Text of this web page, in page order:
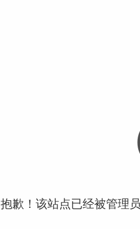
抱歉！该站点已经被管理